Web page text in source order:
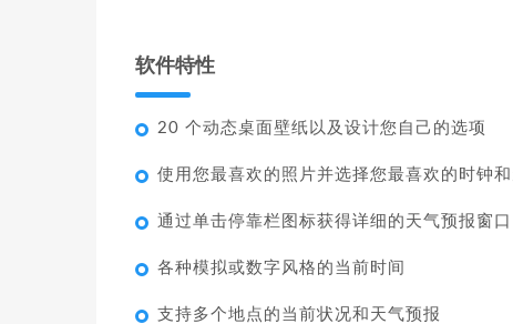
软件特性
20 个动态桌面壁纸以及设计您自己的选项
使用您最喜欢的照片并选择您最喜欢的时钟
通过单击停靠栏图标获得详细的天气预报窗口
各种模拟或数字风格的当前时间
支持多个地点的当前状况和天气预报